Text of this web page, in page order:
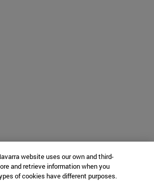
website uses our own and third-
and retrieve information when you
of cookies have different purposes.